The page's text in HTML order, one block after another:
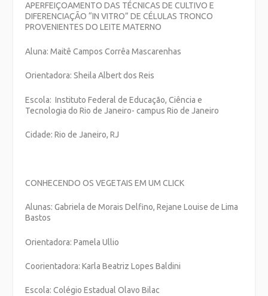
APERFEIÇOAMENTO DAS TÉCNICAS DE CULTIVO E
DIFERENCIAÇÃO“IN VITRO”DE CÉLULAS TRONCO
PROVENIENTES DO LEITE MATERNO
Aluna: Maitê Campos Corrêa Mascarenhas
Orientadora: Sheila Albert dos Reis
Escola: Instituto Federal de Educação, Ciência e
Tecnologia do Rio de Janeiro- campus Rio de Janeiro
Cidade: Rio de Janeiro, RJ
CONHECENDO OS VEGETAIS EM UM CLICK
Alunas: Gabriela de Morais Delfino, Rejane Louise de Lima
Bastos
Orientadora: Pamela Ullio
Coorientadora: Karla Beatriz Lopes Baldini
Escola: Colégio Estadual Olavo Bilac